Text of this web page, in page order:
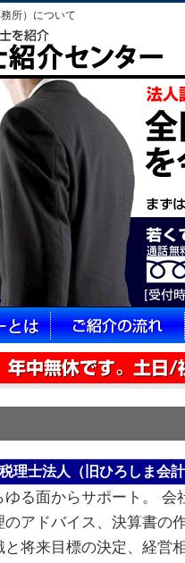
所）について
理士法人（旧ひろしま会
る面からサポート。 会
アドバイス、決算書の
と将来目標の決定、経営